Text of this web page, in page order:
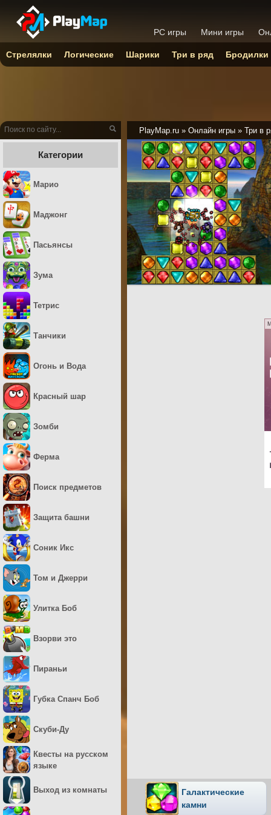
PlayMap.ru » Онлайн игры » Три в
Галактические
камни
Категории
Марио
Маджонг
Пасьянсы
Зума
Тетрис
Танчики
Огонь и Вода
Красный шар
Зомби
Ферма
Поиск предметов
Защита башни
Соник Икс
Том и Джерри
Улитка Боб
Взорви это
Пираньи
Губка Спанч Боб
Скуби-Ду
Квесты на русском
языке
Выход из комнаты
PC игры Мини игры
Стрелялки Логические Шарики Три в ряд Бродилки